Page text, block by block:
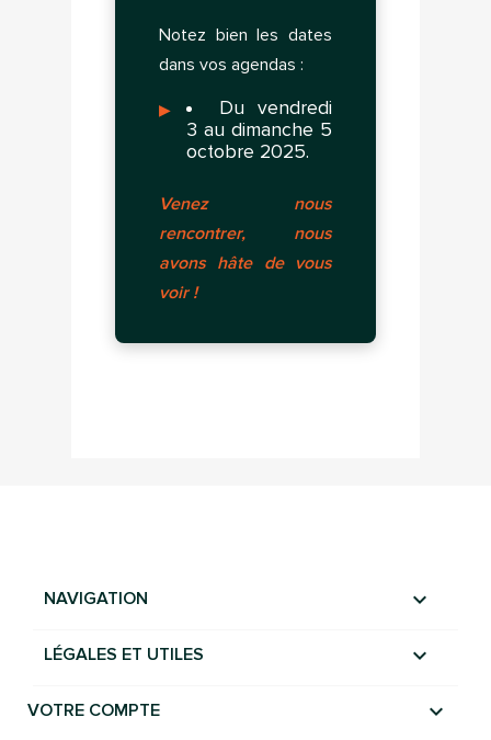
Notez bien les dates
dans vos agendas :
Du vendredi
3 au dimanche 5
octobre 2025.
Venez nous
rencontrer, nous
avons hâte de vous
voir !
NAVIGATION 
LÉGALES ET UTILES 
VOTRE COMPTE 